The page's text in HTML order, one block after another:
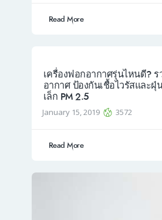
Read More
เครื่องฟอกอากาศรุ่นไหนดี?
อากาศ ป้องกันเชื้อไวรัสและ
เล็ก PM 2.5
January 15, 2019 3572
Read More